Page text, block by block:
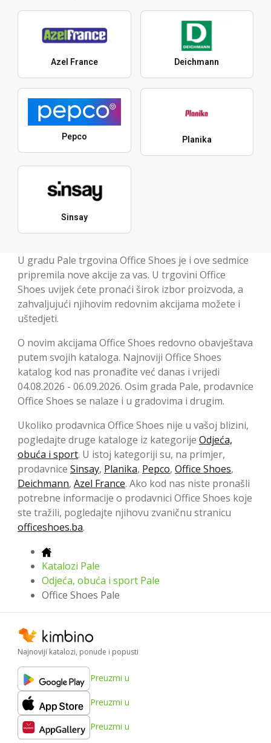
Azel France Deichmann
Pepco Planika
Sinsay
U gradu Pale trgovina Office Shoes je i ove sedmice
pripremila nove akcije za vas. U trgovini Office
Shoes uvijek ćete pronaći širok izbor proizvoda, a
zahvaljujući njihovim redovnim akcijama možete i
uštedjeti.
O novim akcijama Office Shoes redovno obavještava
putem svojih kataloga. Najnoviji Office Shoes
katalog kod nas pronađite već danas i vrijedi
04.08.2026 - 06.09.2026. Osim grada Pale, prodavnice
Office Shoes se nalaze i u gradovima i drugim.
Ukoliko prodavnica Office Shoes nije u vašoj blizini,
pogledajte druge kataloge iz kategorije Odjeća,
obuća i sport. U istoj kategoriji su, na primjer,
prodavnice Sinsay, Planika, Pepco, Office Shoes,
Deichmann, Azel France. Ako kod nas niste pronašli
potrebne informacije o prodavnici Office Shoes koje
ste tražili, pogledajte njihovu zvaničnu stranicu
officeshoes.ba.
Katalozi Pale
Odjeća, obuća i sport Pale
Office Shoes Pale
Najnoviji katalozi, ponude i popusti
Preuzmi u
Preuzmi u
Preuzmi u